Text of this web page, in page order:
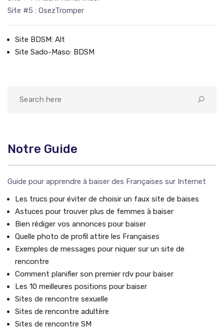
Site #5 : OsezTromper
Site BDSM: Alt
Site Sado-Maso: BDSM
Notre Guide
Guide pour apprendre à baiser des Françaises sur Internet
Les trucs pour éviter de choisir un faux site de baises
Astuces pour trouver plus de femmes à baiser
Bien rédiger vos annonces pour baiser
Quelle photo de profil attire les Françaises
Exemples de messages pour niquer sur un site de
rencontre
Comment planifier son premier rdv pour baiser
Les 10 meilleures positions pour baiser
Sites de rencontre sexuelle
Sites de rencontre adultère
Sites de rencontre SM